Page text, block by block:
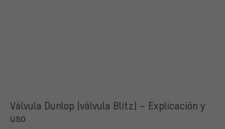
Válvula Dunlop (válvula Blitz) – Explicación y
uso